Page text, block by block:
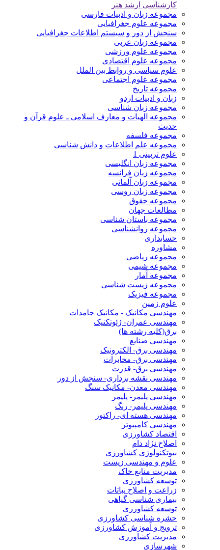
کارشناسی ارشد هنر
مجموعه زبان و ادبیات فارسی
مجموعه علوم جغرافیایی
سنجش از دور و سیستم اطلاعات جغرافیایی
مجموعه زبان عربی
مجموعه علوم ورزشی
مجموعه علوم اقتصادی
علوم سیاسی و روابط بین الملل
مجموعه علوم اجتماعی
مجموعه تاریخ
زبان و ادبیات اردو
مجموعه زبان شناسی
مجموعه الهیات و معارف اسلامی ـ علوم قرآن و
حدیث
مجموعه فلسفه
مجموعه علم اطلاعات و دانش شناسی
علوم تربیتی 1
مجموعه زبان انگلیسی
مجموعه زبان فرانسه
مجموعه زبان آلمانی
مجموعه زبان روسی
مجموعه حقوق
مطالعات جهان
مجموعه باستان شناسی
مجموعه روانشناسی
حسابداری
مشاوره
مجموعه ریاضی
مجموعه شیمی
مجموعه آمار
مجموعه زیست شناسی
مجموعه فیزیک
علوم زمین
مهندسی مکانیک - مکانیک جامدات
مهندسی عمران- ژئوتکنیک
برق(کلیه رشته ها)
مهندسی صنایع
مهندسی برق- الکترونیک
مهندسی برق- مخابرات
مهندسی برق- قدرت
مهندسی نقشه برداری- سنجش از دور
مهندسی معدن- مکانیک سنگ
مهندسی پلیمر- پلیمر
مهندسی پلیمر- رنگ
مهندسی هسته ای- راکتور
مهندسی کامپیوتر
اقتصاد کشاورزی
اصلاح نژاد دام
بیوتکنولوژی کشاورزی
علوم و مهندسی زیست
مدیریت منابع خاک
توسعه کشاورزی
زراعت و اصلاح نباتات
بیماری شناسی گیاهی
توسعه کشاورزی
حشره شناسی کشاورزی
ترویج و آموزش کشاورزی
مدیریت کشاورزی
شهرسازی